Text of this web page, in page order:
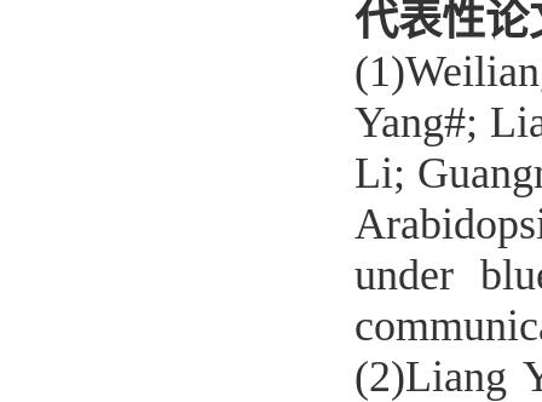
代表性论
Yang#;
Li;
under
(2)Liang